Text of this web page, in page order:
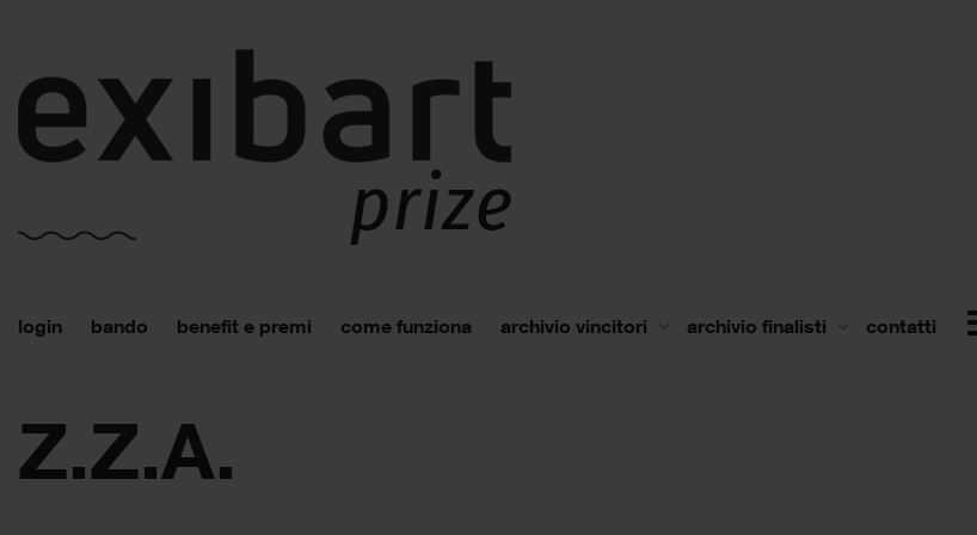
login bando benefit e premi come funziona archivio vincitori archivio finalisti contatti
Z.Z.A.